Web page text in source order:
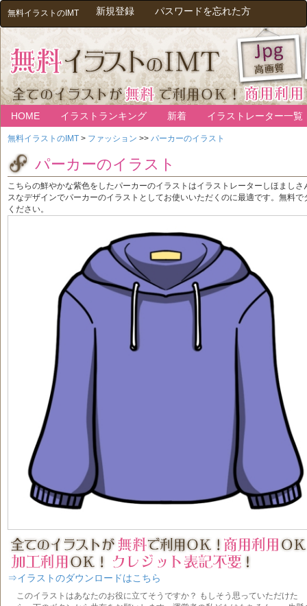
無料イラストのIMT 新規登録 パスワードを忘れた方
HOME イラストランキング 新着 イラストレーター一覧
無料イラストのIMT > ファッション >> パーカーのイラスト
パーカーのイラスト
こちらの鮮やかな紫色をしたパーカーのイラストはイラストレーターしほまし
スなデザインでパーカーのイラストとしてお使いいただくのに最適です。無料
ください。
⇒イラストのダウンロードはこちら